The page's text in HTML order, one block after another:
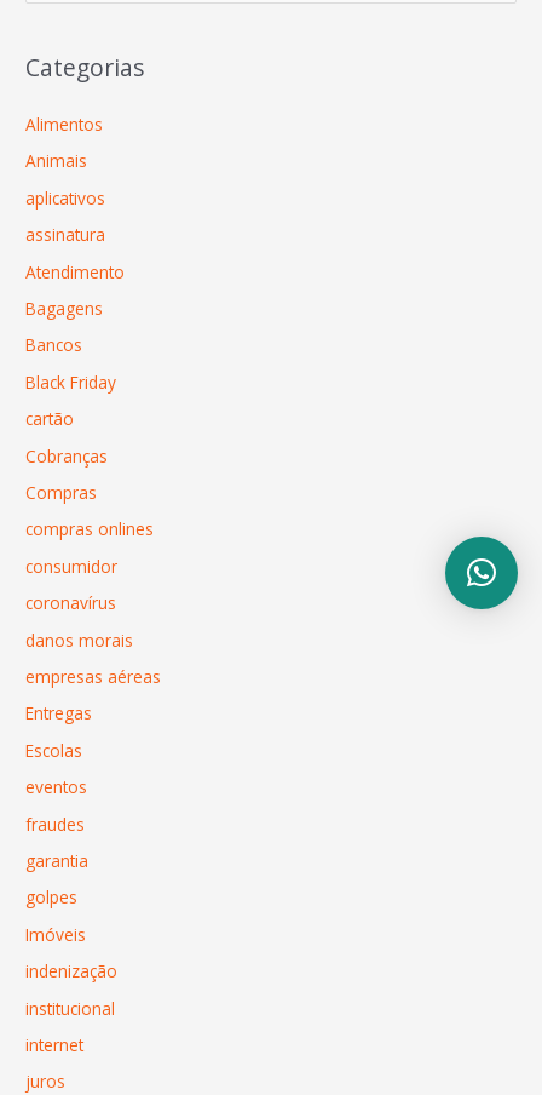
Categorias
Alimentos
Animais
aplicativos
assinatura
Atendimento
Bagagens
Bancos
Black Friday
cartão
Cobranças
Compras
compras onlines
consumidor
coronavírus
danos morais
empresas aéreas
Entregas
Escolas
eventos
fraudes
garantia
golpes
Imóveis
indenização
institucional
internet
juros